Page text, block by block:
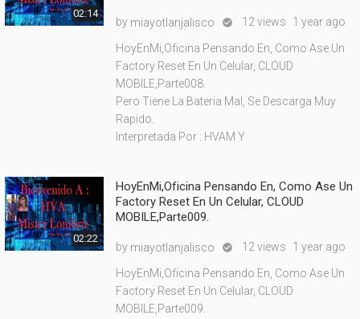
02:14
by miayotlanjalisco  12 views 1 year ago
HoyEnMi,Oficina Pensando En, Como Ase Un
Factory Reset En Un Celular, CLOUD
MOBILE,Parte008.
Pero Tiene La Bateria Mal, Se Descarga Muy
Rapido.
Interpretada Por : HVAM Y
02:22
HoyEnMi,Oficina Pensando En, Como Ase Un
Factory Reset En Un Celular, CLOUD
MOBILE,Parte009.
by miayotlanjalisco  12 views 1 year ago
HoyEnMi,Oficina Pensando En, Como Ase Un
Factory Reset En Un Celular, CLOUD
MOBILE,Parte009.